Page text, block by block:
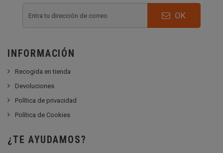
OK
INFORMACIÓN
Recogida en tienda
Devoluciones
Política de privacidad
Política de Cookies
¿TE AYUDAMOS?